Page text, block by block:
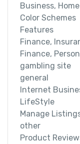
Business,
Color Schemes
Features
Finance,
Finance,
gambling site
general
Internet
LifeStyle
Manage
other
Product